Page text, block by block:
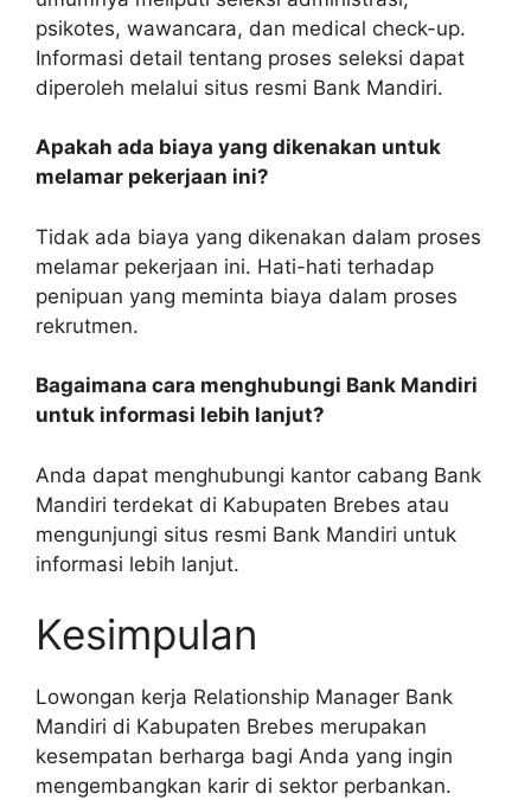
psikotes, wawancara, dan medical check-up.
Informasi detail tentang proses seleksi dapat
diperoleh melalui situs resmi Bank Mandiri.
Apakah ada biaya yang dikenakan untuk
melamar pekerjaan ini?
Tidak ada biaya yang dikenakan dalam proses
melamar pekerjaan ini. Hati-hati terhadap
penipuan yang meminta biaya dalam proses
rekrutmen.
Bagaimana cara menghubungi Bank Mandiri
untuk informasi lebih lanjut?
Anda dapat menghubungi kantor cabang Bank
Mandiri terdekat di Kabupaten Brebes atau
mengunjungi situs resmi Bank Mandiri untuk
informasi lebih lanjut.
Kesimpulan
Lowongan kerja Relationship Manager Bank
Mandiri di Kabupaten Brebes merupakan
kesempatan berharga bagi Anda yang ingin
mengembangkan karir di sektor perbankan.